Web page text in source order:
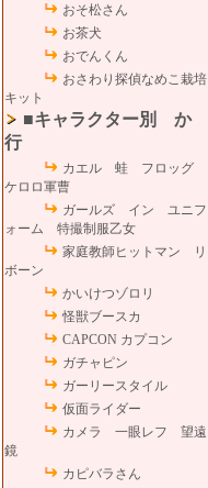
おそ松さん
お茶犬
おでんくん
おさわり探偵なめこ栽培
キット
■キャラクター別 か
行
カエル 蛙 フロッグ
ケロロ軍曹
ガールズ イン ユニフ
ォーム 特撮制服乙女
家庭教師ヒットマン リ
ボーン
かいけつゾロリ
怪獣ブースカ
CAPCON カプコン
ガチャピン
ガーリースタイル
仮面ライダー
カメラ 一眼レフ 望遠
鏡
カピバラさん